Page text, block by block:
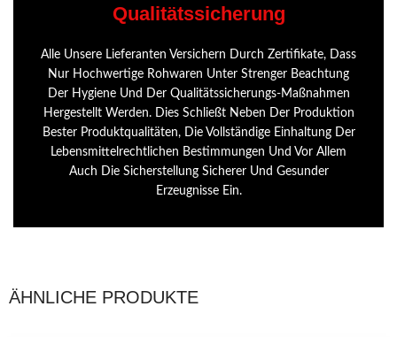
Qualitätssicherung
Alle Unsere Lieferanten Versichern Durch Zertifikate, Dass
Nur Hochwertige Rohwaren Unter Strenger Beachtung
Der Hygiene Und Der Qualitätssicherungs-Maßnahmen
Hergestellt Werden. Dies Schließt Neben Der Produktion
Bester Produktqualitäten, Die Vollständige Einhaltung Der
Lebensmittelrechtlichen Bestimmungen Und Vor Allem
Auch Die Sicherstellung Sicherer Und Gesunder
Erzeugnisse Ein.
ÄHNLICHE PRODUKTE